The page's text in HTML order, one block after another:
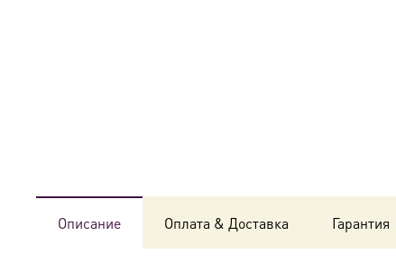
Описание Оплата & Доставка Гарантия